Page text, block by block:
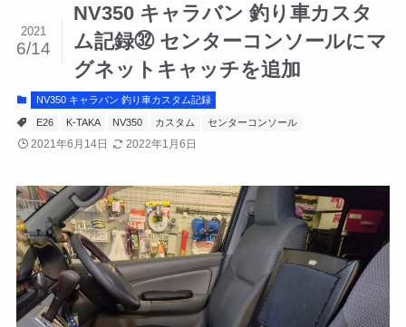
NV350 キャラバン 釣り車カスタ
ム記録㉜ センターコンソールにマ
グネットキャッチを追加
2021
6/14
NV350 キャラバン 釣り車カスタム記録
E26 K-TAKA NV350 カスタム センターコンソール
2021年6月14日 2022年1月6日